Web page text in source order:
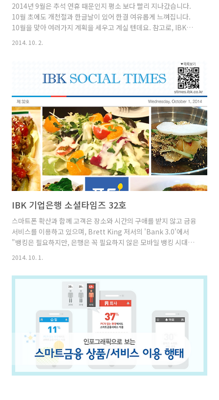
2014년 9월은 추석 연휴 때문인지 평소 보다 빨리 지나갔습니다.
10월 초에도 개천절과 한글날이 있어 한결 여유롭게 느껴집니다.
10월을 맞아 여러가지 계획을 세우고 계실 텐데요. 참고로, IBK기
업은행은 차세대시스템 시행에 따라 10월 3일(금)부터 5일(일)까
염두해 두시고 미리 대비하시길 바랍니다. (관련기사) 그렇다면
IBK기업은행의 지난 10월에는 어떤 일들이 있었을까요? ‘역사는
흐른다’ 10월의 발자취 함께 보시죠. 1994.10.17 [녹색신탁대출제
도] 시행 한때 은행에는 ‘그린선풍’이 불었습니다. 그린선풍은 은행
들이 공익활동의 일환으로 환경보호 대책에 적극적으로 나서는 것
을 뜻합니다. 대표적인 사례가 IBK중소기업은행의 ..
2014. 10. 2.
IBK 기업은행 소셜타임즈 32호
스마트폰 확산과 함께 고객은 장소와 시간의 구애를 받지 않고 금융
서비스를 이용하고 있으며, Brett King 저서의 'Bank 3.0'에서
"뱅킹은 필요하지만, 은행은 꼭 필요하지 않은 모바일 뱅킹 시대가
알려주는 ONE알림, 모이고 흔들면 금리가 올라가는 흔들어적금과
같이 다양한 스마트금융 앱과 서비스를 제공하고 있습니다. 더 편리
하고 안전한 스마트금융 서비스를 제공하기 위해 고객의 다양한 의
견을 수렴하고, 이를 바탕으로 개선하기 위한 온라인 설문조사를 진
행했는데요. 여러분이 쉽게 이해할 수 있도록 인포그래픽으로 제작
하였습니다. 지금 바로 IBK블로그에서 '스마트금..
2014. 10. 1.